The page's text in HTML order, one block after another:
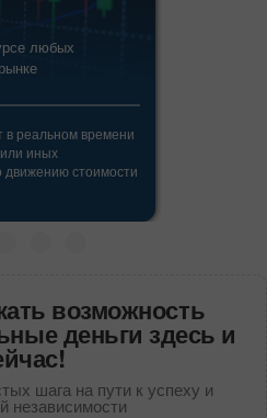
любых
в реальном времени
иных
движению стоимости
возможность
деньги здесь и
шага на пути к успеху и
независимости